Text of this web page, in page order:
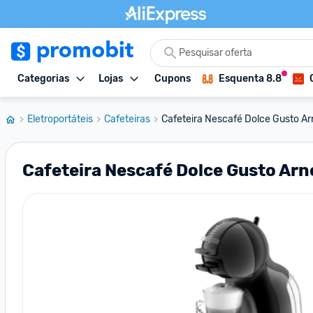
Categorias Lojas Cupons Esquenta 8.8
Eletroportáteis Cafeteiras Cafeteira Nescafé Dolce Gusto
Cafeteira Nescafé Dolce Gusto